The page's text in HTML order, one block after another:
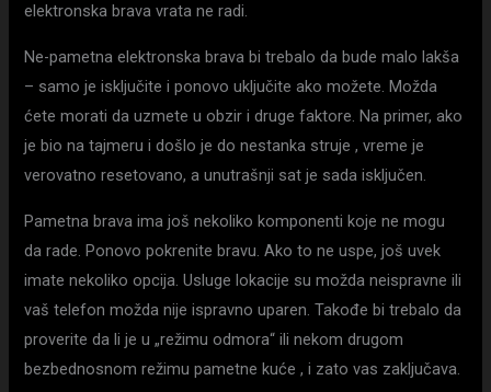
elektronska brava vrata ne radi.
Ne-pametna elektronska brava bi trebalo da bude malo lakša
– samo je isključite i ponovo uključite ako možete. Možda
ćete morati da uzmete u obzir i druge faktore. Na primer, ako
je bio na tajmeru i došlo je do nestanka struje , vreme je
verovatno resetovano, a unutrašnji sat je sada isključen.
Pametna brava ima još nekoliko komponenti koje ne mogu
da rade. Ponovo pokrenite bravu. Ako to ne uspe, još uvek
imate nekoliko opcija. Usluge lokacije su možda neispravne ili
vaš telefon možda nije ispravno uparen. Takođe bi trebalo da
proverite da li je u „režimu odmora“ ili nekom drugom
bezbednosnom režimu pametne kuće , i zato vas zaključava.